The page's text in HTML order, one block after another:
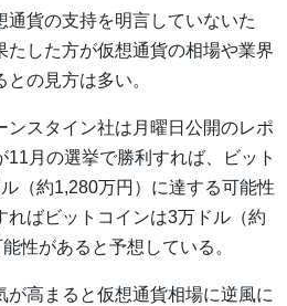
通貨の支持を明言していないた
たした方が仮想通貨の相場や業界
の見方は多い。
ンスタイン社は月曜日公開のレポ
月の選挙で勝利すれば、ビット
（約1,280万円）に達する可能性
ればビットコインは3万ドル（約
性があると予想している。
が高まると仮想通貨相場に逆風に